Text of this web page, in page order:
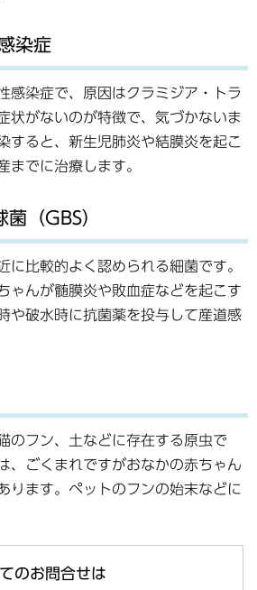
染症
感染症で、原因はクラミジア・トラ
状がないのが特徴で、気づかないま
すると、新生児肺炎や結膜炎を起こ
までに治療します。
（GBS）
に比較的よく認められる細菌です。
ゃんが髄膜炎や敗血症などを起こす
や破水時に抗菌薬を投与して産道感
のフン、土などに存在する原虫で
、ごくまれですがおなかの赤ちゃん
ります。ペットのフンの始末などに
のお問合せは